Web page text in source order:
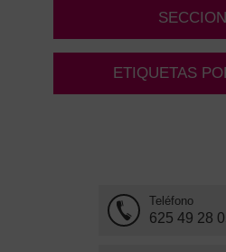
ETIQUETAS
Teléfono
625 49 28